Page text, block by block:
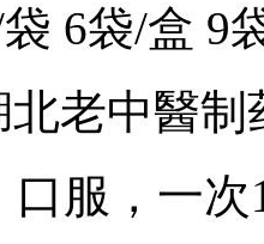
袋 6袋/盒 9
北老中醫制
口服，一次